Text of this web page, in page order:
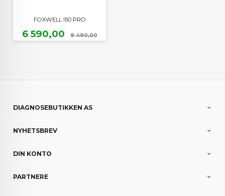
FOXWELL I50 PRO
Tilbud
6 590,00 9 490,00Rabatt
DIAGNOSEBUTIKKEN AS
NYHETSBREV
DIN KONTO
PARTNERE